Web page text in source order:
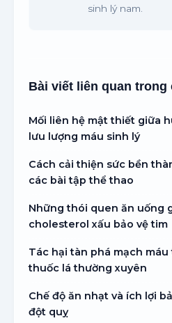
sinh lý nam.
Bài viết liên quan trong
Mối liên hệ mật thiết giữa
lưu lượng máu sinh lý
Cách cải thiện sức bền
các bài tập thể thao
Những thói quen ăn uống
cholesterol xấu bảo vệ tim
Tác hại tàn phá mạch
thuốc lá thường xuyên
Chế độ ăn nhạt và ích lợi
đột quỵ